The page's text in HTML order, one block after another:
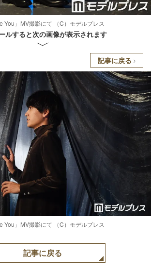
You」MV撮影にて （C）モデルプレス
ルすると次の画像が表示されます
記事に戻る
You」MV撮影にて （C）モデルプレス
記事に戻る